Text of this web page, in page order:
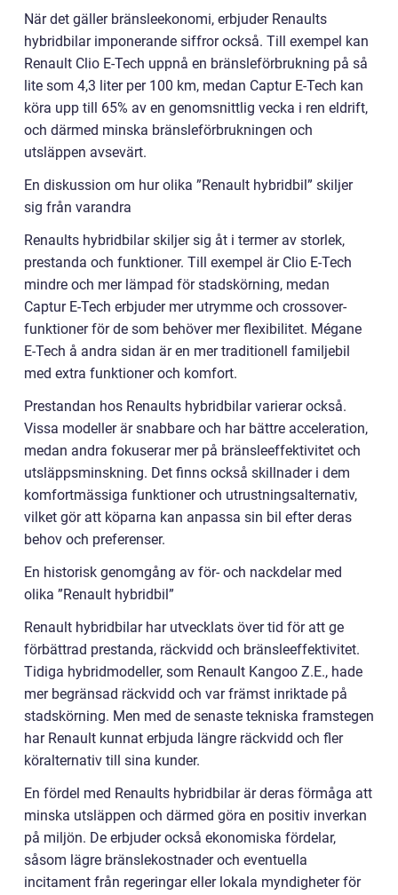
När det gäller bränsleekonomi, erbjuder Renaults
hybridbilar imponerande siffror också. Till exempel kan
Renault Clio E-Tech uppnå en bränsleförbrukning på så
lite som 4,3 liter per 100 km, medan Captur E-Tech kan
köra upp till 65% av en genomsnittlig vecka i ren eldrift,
och därmed minska bränsleförbrukningen och
utsläppen avsevärt.
En diskussion om hur olika ”Renault hybridbil” skiljer
sig från varandra
Renaults hybridbilar skiljer sig åt i termer av storlek,
prestanda och funktioner. Till exempel är Clio E-Tech
mindre och mer lämpad för stadskörning, medan
Captur E-Tech erbjuder mer utrymme och crossover-
funktioner för de som behöver mer flexibilitet. Mégane
E-Tech å andra sidan är en mer traditionell familjebil
med extra funktioner och komfort.
Prestandan hos Renaults hybridbilar varierar också.
Vissa modeller är snabbare och har bättre acceleration,
medan andra fokuserar mer på bränsleeffektivitet och
utsläppsminskning. Det finns också skillnader i dem
komfortmässiga funktioner och utrustningsalternativ,
vilket gör att köparna kan anpassa sin bil efter deras
behov och preferenser.
En historisk genomgång av för- och nackdelar med
olika ”Renault hybridbil”
Renault hybridbilar har utvecklats över tid för att ge
förbättrad prestanda, räckvidd och bränsleeffektivitet.
Tidiga hybridmodeller, som Renault Kangoo Z.E., hade
mer begränsad räckvidd och var främst inriktade på
stadskörning. Men med de senaste tekniska framstegen
har Renault kunnat erbjuda längre räckvidd och fler
köralternativ till sina kunder.
En fördel med Renaults hybridbilar är deras förmåga att
minska utsläppen och därmed göra en positiv inverkan
på miljön. De erbjuder också ekonomiska fördelar,
såsom lägre bränslekostnader och eventuella
incitament från regeringar eller lokala myndigheter för